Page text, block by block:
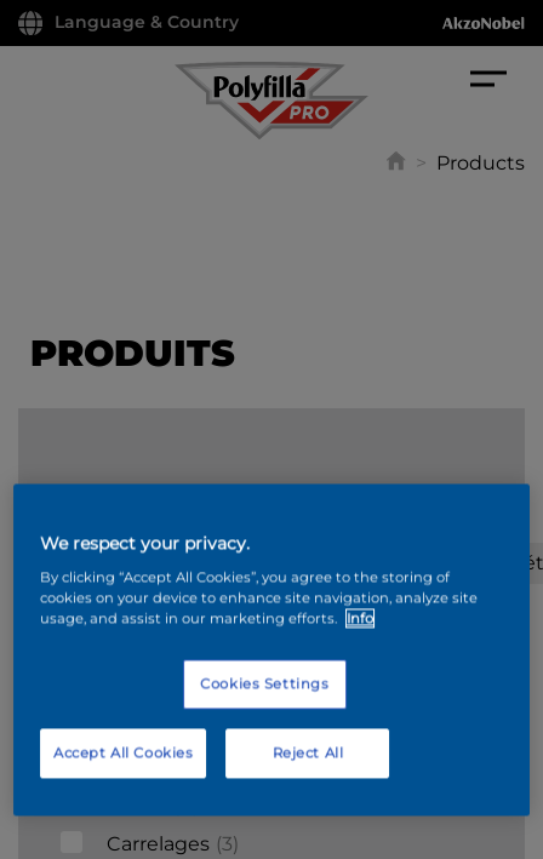
Language & Country
> Products
PRODUITS
cellulaire
galvanisé
mineraux
Supports
Bois 9
Briques
Carrelages 3
We respect your privacy.
By clicking “Accept All Cookies”, you agree to the storing of
cookies on your device to enhance site navigation, analyze site
usage, and assist in our marketing efforts.
Info
Cookies Settings
Reject All
Accept All Cookies